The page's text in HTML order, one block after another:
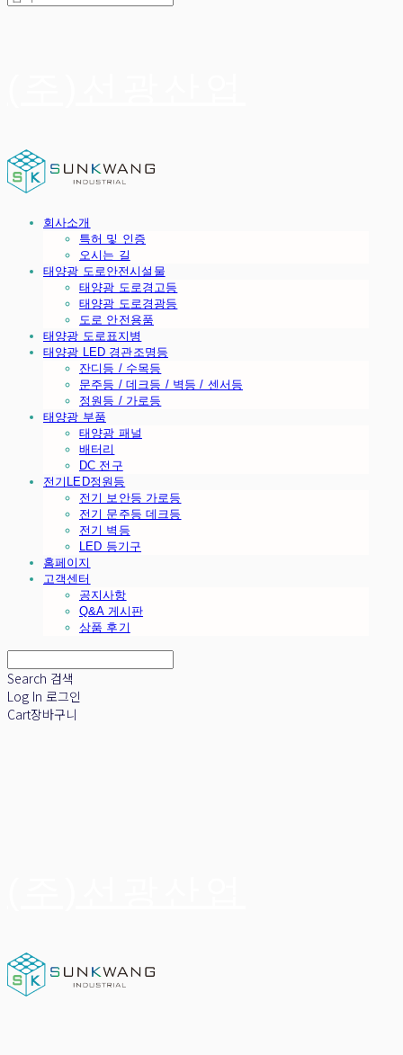
회사소개
특허 및 인증
오시는 길
태양광 도로안전시설물
태양광 도로경고등
태양광 도로경광등
도로 안전용품
태양광 도로표지병
태양광 LED 경관조명등
잔디등 / 수목등
문주등 / 데크등 / 벽등 / 센서등
정원등 / 가로등
태양광 부품
태양광 패널
배터리
DC 전구
전기LED정원등
전기 보안등 가로등
전기 문주등 데크등
전기 벽등
LED 등기구
홈페이지
고객센터
공지사항
Q&A 게시판
상품 후기
Search 검색
Log In 로그인
Cart장바구니